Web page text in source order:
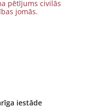
pētījums civilās
jomās.
iestāde